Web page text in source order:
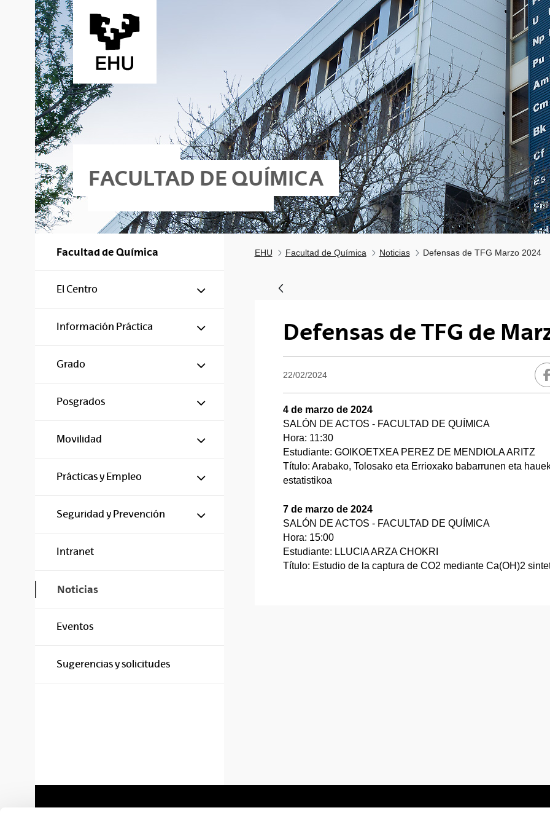
Saltar al contenido principal
FACULTAD DE QUÍMICA
Facultad de Química
El Centro Mostrar/ocultar subpáginas
Información Práctica Mostrar/ocultar subpáginas
Grado Mostrar/ocultar subpáginas
Posgrados Mostrar/ocultar subpáginas
Movilidad Mostrar/ocultar subpáginas
Prácticas y Empleo Mostrar/ocultar subpáginas
Seguridad y Prevención Mostrar/ocultar subpáginas
Intranet
Noticias
Eventos
Sugerencias y solicitudes
EHU Facultad de Química Noticias Defensas de TFG Marzo 2024
Defensas de TFG de
22/02/2024
4 de marzo de 2024
SALÓN DE ACTOS - FACULTAD DE QUÍMICA
Hora: 11:30
Estudiante: GOIKOETXEA PEREZ DE MENDIOLA ARITZ
Título: Arabako, Tolosako eta Errioxako babarrunen eta
estatistikoa
7 de marzo de 2024
SALÓN DE ACTOS - FACULTAD DE QUÍMICA
Hora: 15:00
Estudiante: LLUCIA ARZA CHOKRI
Título: Estudio de la captura de CO2 mediante Ca(OH)2